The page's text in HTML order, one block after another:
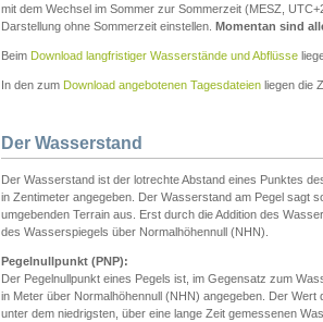
mit dem Wechsel im Sommer zur Sommerzeit (MESZ,
Darstellung ohne Sommerzeit einstellen. Momentan sind
Beim Download langfristiger Wasserstände und Abflüsse
In den zum Download angebotenen Tagesdateien liegen die
Der Wasserstand
Der Wasserstand ist der lotrechte Abstand eines Punktes
in Zentimeter angegeben. Der Wasserstand am Pegel sagt
umgebenden Terrain aus. Erst durch die Addition des
des Wasserspiegels über Normalhöhennull (NHN).
Pegelnullpunkt (PNP):
Der Pegelnullpunkt eines Pegels ist, im Gegensatz zum
in Meter über Normalhöhennull (NHN) angegeben. Der
unter dem niedrigsten, über eine lange Zeit gemessenen